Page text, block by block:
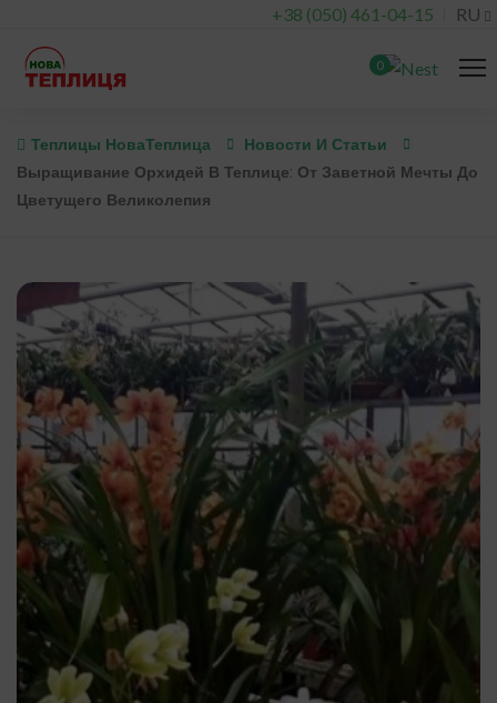
+38 (050) 461-04-15 RU
0
Теплицы НоваТеплица
Новости И Статьи
Выращивание Орхидей В Теплице: От Заветной Мечты До
Цветущего Великолепия